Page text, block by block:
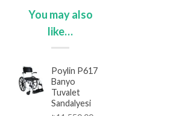
You may also
like…
Poylin P617
Banyo
Tuvalet
Sandalyesi